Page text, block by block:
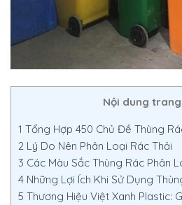
Nội dung trang
1 Tổng Hợp 450 Chủ Đề Thùng
2 Lý Do Nên Phân Loại Rác Thải
3 Các Màu Sắc Thùng Rác Phân
4 Những Lợi Ích Khi Sử Dụng
5 Thương Hiệu Việt Xanh Plastic: